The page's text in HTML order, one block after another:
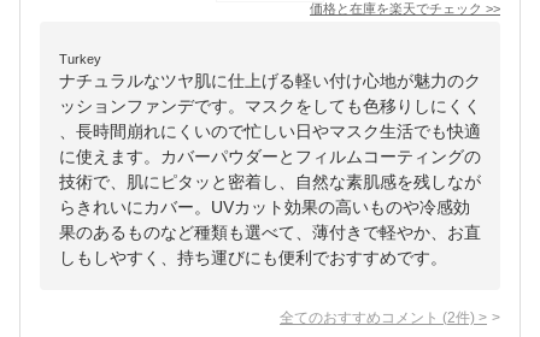
価格と在庫を楽天でチェック >>
Turkey
ナチュラルなツヤ肌に仕上げる軽い付け心地が魅力のク
ッションファンデです。マスクをしても色移りしにくく
、長時間崩れにくいので忙しい日やマスク生活でも快適
に使えます。カバーパウダーとフィルムコーティングの
技術で、肌にピタッと密着し、自然な素肌感を残しなが
らきれいにカバー。UVカット効果の高いものや冷感効
果のあるものなど種類も選べて、薄付きで軽やか、お直
しもしやすく、持ち運びにも便利でおすすめです。
全てのおすすめコメント (2件) >